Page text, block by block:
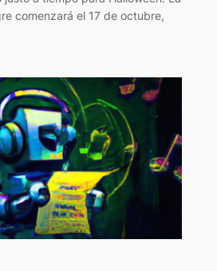
comenzará el 17 de octubre,